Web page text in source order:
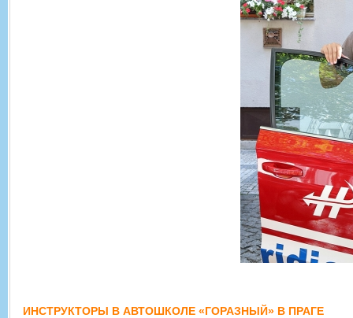
ИНСТРУКТОРЫ В АВТОШКОЛЕ «ГОРАЗНЫЙ» В ПРАГЕ